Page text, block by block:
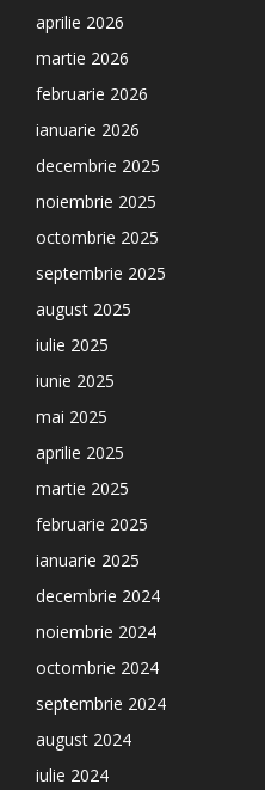
aprilie 2026
martie 2026
februarie 2026
ianuarie 2026
decembrie 2025
noiembrie 2025
octombrie 2025
septembrie 2025
august 2025
iulie 2025
iunie 2025
mai 2025
aprilie 2025
martie 2025
februarie 2025
ianuarie 2025
decembrie 2024
noiembrie 2024
octombrie 2024
septembrie 2024
august 2024
iulie 2024